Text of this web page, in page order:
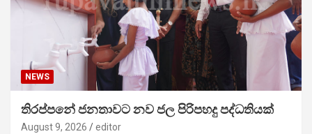
NEWS
තිරප්පනේ ජනතාවට නව ජල පිරිපහදු පද්ධතියක්
August 9, 2026 editor